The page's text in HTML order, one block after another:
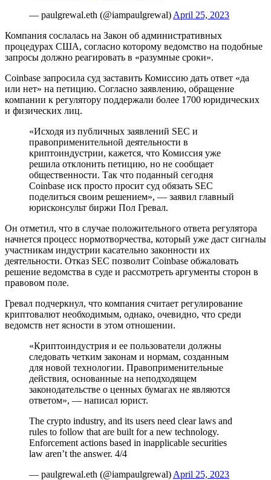
— paulgrewal.eth (@iampaulgrewal) April 25, 2023
Компания сослалась на Закон об административных
процедурах США, согласно которому ведомство на подобные
запросы должно реагировать в «разумные сроки».
Coinbase запросила суд заставить Комиссию дать ответ «да
или нет» на петицию. Согласно заявлению, обращение
компании к регулятору поддержали более 1700 юридических
и физических лиц.
«Исходя из публичных заявлений SEC и
правоприменительной деятельности в
криптоиндустрии, кажется, что Комиссия уже
решила отклонить петицию, но не сообщает
общественности. Так что поданный сегодня
Coinbase иск просто просит суд обязать SEC
поделиться своим решением», — заявил главный
юрисконсульт биржи Пол Гревал.
Он отметил, что в случае положительного ответа регулятора
начнется процесс нормотворчества, который уже даст сигналы
участникам индустрии касательно законности их
деятельности. Отказ SEC позволит Coinbase обжаловать
решение ведомства в суде и рассмотреть аргументы сторон в
правовом поле.
Гревал подчеркнул, что компания считает регулирование
криптовалют необходимым, однако, очевидно, что среди
ведомств нет ясности в этом отношении.
«Криптоиндустрия и ее пользователи должны
следовать четким законам и нормам, созданным
для новой технологии. Правоприменительные
действия, основанные на неподходящем
законодательстве о ценных бумагах не являются
ответом», — написал юрист.
The crypto industry, and its users need clear laws and
rules to follow that are built for a new technology.
Enforcement actions based in inapplicable securities
law aren’t the answer. 4/4
— paulgrewal.eth (@iampaulgrewal) April 25, 2023